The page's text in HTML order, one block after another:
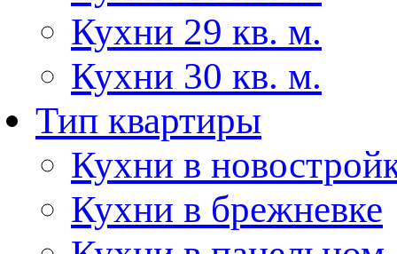
Кухни 29 кв. м.
Кухни 30 кв. м.
Тип квартиры
Кухни в
Кухни в брежневке